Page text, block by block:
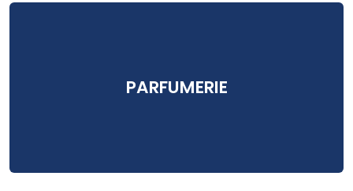
PARFUMERIE